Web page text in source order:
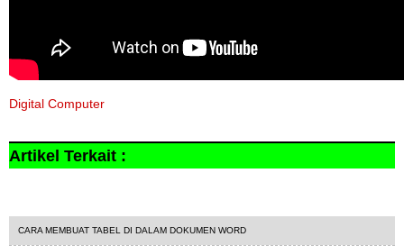
Digital Computer
Artikel Terkait :
CARA MEMBUAT TABEL DI DALAM DOKUMEN WORD